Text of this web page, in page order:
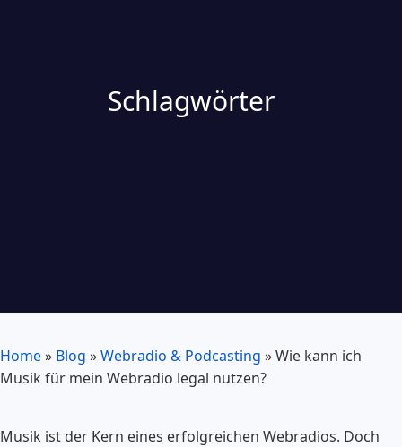
Schlagwörter
Home» Blog »Webradio & Podcasting »Wie kann ich
Musik für mein Webradio legal nutzen?
Musik ist der Kern eines erfolgreichen Webradios. Doch